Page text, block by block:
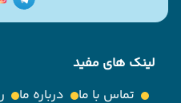
لینک های مفید
تماس با ما
درباره ما